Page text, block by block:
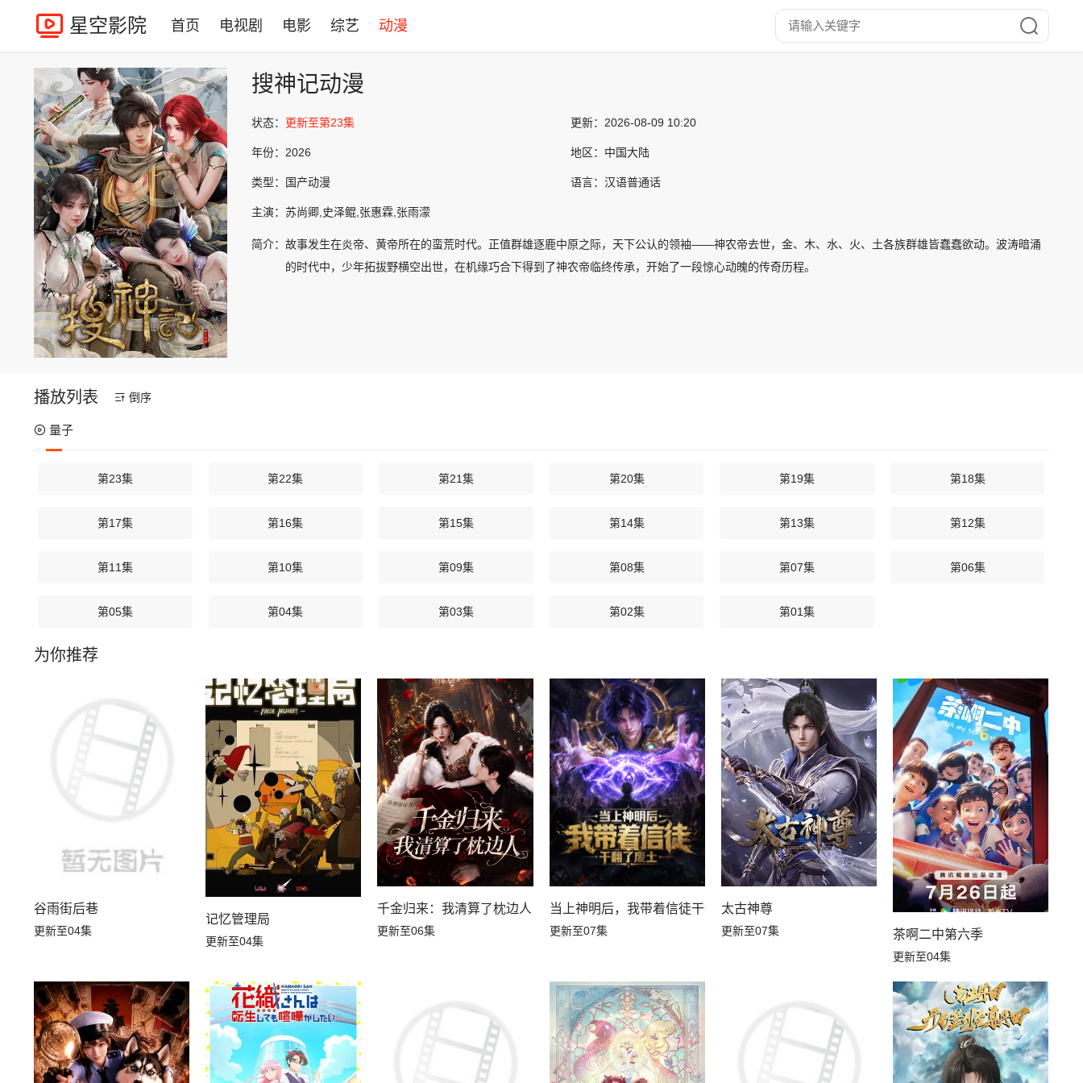
星空影院 首页 电视剧 电影 综艺 动漫
搜神记动漫
状态： 更新至第23集 更新： 2026-08-09 10:20
年份： 2026 地区： 中国大陆
类型： 国产动漫 语言： 汉语普通话
主演： 苏尚卿,史泽鲲,张惠霖,张雨濛
简介： 故事发生在炎帝、黄帝所在的蛮荒时代。正值群雄逐鹿中原之际，天下公认的领袖——神农帝去世，金、木、水、火、土各族群雄皆蠢蠢欲动。波涛暗涌
的时代中，少年拓拔野横空出世，在机缘巧合下得到了神农帝临终传承，开始了一段惊心动魄的传奇历程。
播放列表 倒序
量子
第23集 第22集 第21集 第20集 第19集 第18集
第17集 第16集 第15集 第14集 第13集 第12集
第11集 第10集 第09集 第08集 第07集 第06集
第05集 第04集 第03集 第02集 第01集
为你推荐
谷雨街后巷
更新至04集
记忆管理局
更新至04集
千金归来：我清算了枕边人
更新至06集
当上神明后，我带着信徒干翻了废土
更新至07集
太古神尊
更新至07集 茶啊二中第六季
更新至04集